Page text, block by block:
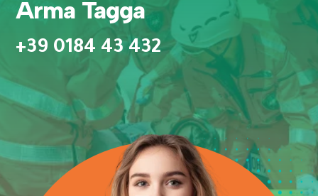
Arma Tagga
+39 0184 43 432